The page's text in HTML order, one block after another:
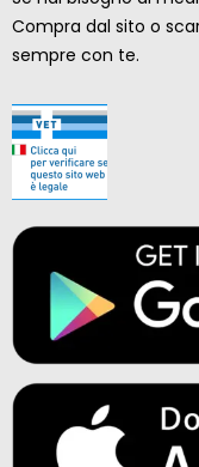
Compra dal sito o
sempre con te.